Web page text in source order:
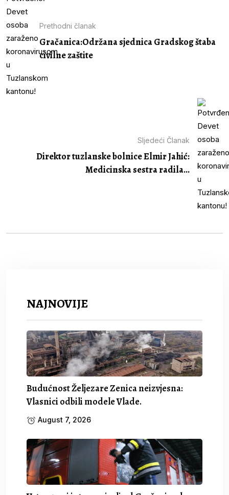
Prethodni članak
Gračanica:Održana sjednica Gradskog štaba
civilne zaštite
Sljedeći Članak
Direktor tuzlanske bolnice Elmir Jahić:
Medicinska sestra radila...
NAJNOVIJE
Budućnost Željezare Zenica neizvjesna:
Vlasnici odbili modele Vlade.
August 7, 2026